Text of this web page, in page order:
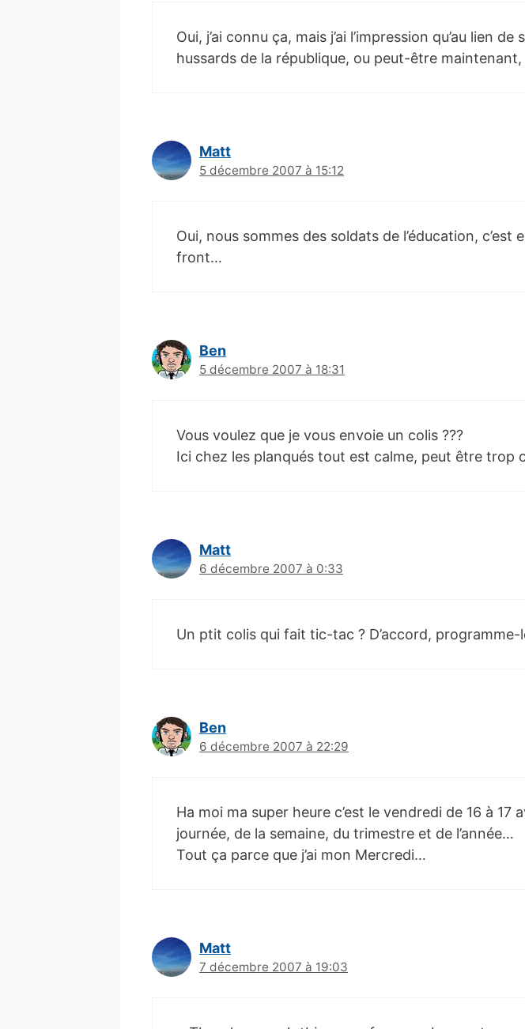
Oui, j’ai connu ça, mais j’ai l’impression qu’au lien
hussards de la république, ou peut-être
Matt
5 décembre 2007 à 15:12
Oui, nous sommes des soldats de l’éducation,
front…
Ben
5 décembre 2007 à 18:31
Vous voulez que je vous envoie un colis ???
Ici chez les planqués tout est calme, peut être trop
Matt
6 décembre 2007 à 0:33
Un ptit colis qui fait tic-tac ? D’accord, programme-
Ben
6 décembre 2007 à 22:29
Ha moi ma super heure c’est le vendredi de 16 à
journée, de la semaine, du trimestre et de l’année…
Tout ça parce que j’ai mon Mercredi…
Matt
7 décembre 2007 à 19:03